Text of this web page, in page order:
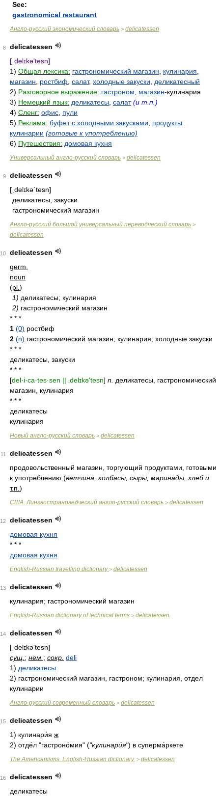
See:
gastronomical restaurant
Англо-русский экономический словарь > delicatessen
8
delicatessen
[ˌdelɪkə'tesn]
1) Общая лексика: гастрономический магазин кулинария
магазин
ростбиф салат, холодные закуски
деликатесный
2) Разговорное выражение: гастроном магазин-кулинария
3) Немецкий язык: деликатесы салат (и т.п.)
4) Сленг: офис пули
5) Реклама: буфет с холодными закусками
продукты
кулинарии (готовые к употреблению)
6) Путешествия: домовая кухня
Универсальный англо-русский словарь > delicatessen
9
delicatessen
[ˏdelɪkə`tesn]
деликатесы, закуски
гастрономический магазин
Англо-русский большой универсальный переводческий словарь >
delicatessen
10
delicatessen
germ.
noun
(pl. )
1) деликатесы; кулинария
2) гастрономический магазин
* * *
1 (0) ростбиф
2 (n) гастрономический магазин; кулинария; холодные закуски
* * *
деликатесы, закуски
* * *
[del·i·ca·tes·sen || ‚delɪkə'tesn] n. деликатесы, гастрономический
магазин, кулинария
* * *
деликатесы
кулинария
Новый англо-русский словарь > delicatessen
11
delicatessen
продовольственный магазин, торгующий продуктами, готовыми
к употреблению (ветчина, колбасы, сыры, маринады, хлеб и
т.п. )
США. Лингвострановедческий англо-русский словарь > delicatessen
12
delicatessen
домовая кухня
* * *
домовая кухня
English-Russian travelling dictionary> delicatessen
13
delicatessen
кулинария; гастрономический магазин
English-Russian dictionary of technical terms > delicatessen
14
delicatessen
[ˌdelɪkə'tesn]
сущ. ; нем. ; сокр. deli
1) деликатесы
2) гастрономический магазин, гастроном; кулинария, отдел
кулинарии
Англо-русский современный словарь > delicatessen
15
delicatessen
1) кулинари́я ж
2) отде́л "гастроно́мия" ("кулинари́я") в суперма́ркете
The Americanisms. English-Russian dictionary. > delicatessen
16
delicatessen
деликатесы